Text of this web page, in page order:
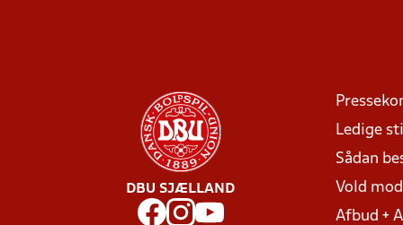
DBU SJÆLLAND
Ledige
Sådan
Vold
Afbud +